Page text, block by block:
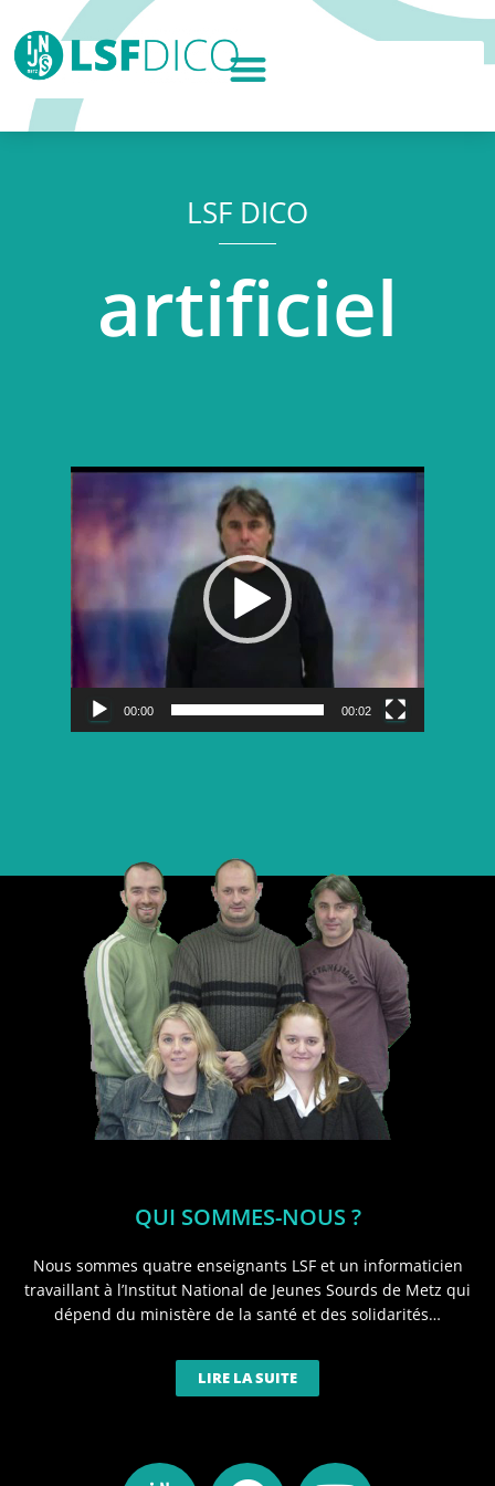
LSF DICO
artificiel
Lecteur
vidéo
00:00 00:02
QUI SOMMES-NOUS ?
Nous sommes quatre enseignants LSF et un informaticien
travaillant à l’Institut National de Jeunes Sourds de Metz qui
dépend du ministère de la santé et des solidarités…
LIRE LA SUITE